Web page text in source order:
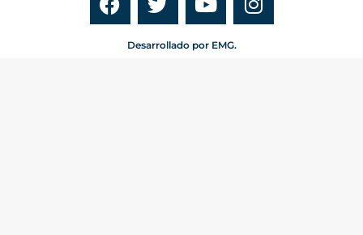
Desarrollado por EMG.